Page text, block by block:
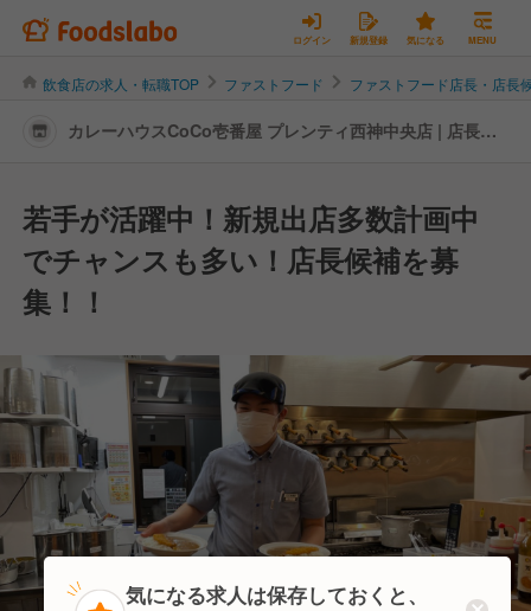
ログイン 新規登録 気になる MENU
飲食店の求人・転職TOP ファストフード ファストフード店長・店長
カレーハウスCoCo壱番屋 プレンティ西神中央店 | 店長・
若手が活躍中！新規出店多数計画中
でチャンスも多い！店長候補を募
集！！
気になる求人は保存しておくと、